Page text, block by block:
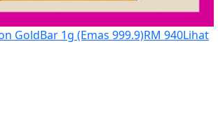
GoldBar 1g (Emas 999.9)RM 940Lihat